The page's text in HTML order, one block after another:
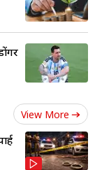
View More